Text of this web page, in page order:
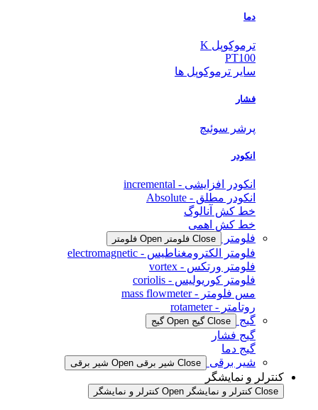
دما
ترموکوپل K
PT100
سایر ترموکوپل ها
فشار
پرشر سوئیچ
انکودر
انکودر افزایشی - incremental
انکودر مطلق - Absolute
خط کش آنالوگ
خط کش اهمی
فلومتر
Close فلومتر Open فلومتر
فلومتر الکترومغناطیس - electromagnetic
فلومتر ورتکس - vortex
فلومتر کوریولیس - coriolis
مس فلومتر - mass flowmeter
روتامتر - rotameter
گیج
Close گیج Open گیج
گیج فشار
گیج دما
شیر برقی
Close شیر برقی Open شیر برقی
کنترلر و نمایشگر
Close کنترلر و نمایشگر Open کنترلر و نمایشگر